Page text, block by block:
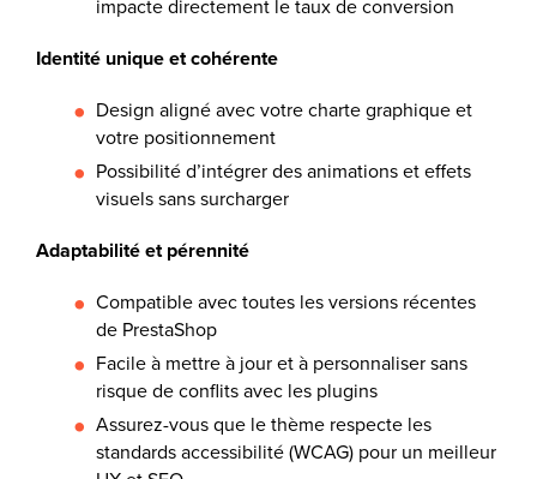
impacte directement le taux de conversion
Identité unique et cohérente
Design aligné avec votre charte graphique et
votre positionnement
Possibilité d’intégrer des animations et effets
visuels sans surcharger
Adaptabilité et pérennité
Compatible avec toutes les versions récentes
de PrestaShop
Facile à mettre à jour et à personnaliser sans
risque de conflits avec les plugins
Assurez-vous que le thème respecte les
standards accessibilité (WCAG) pour un meilleur